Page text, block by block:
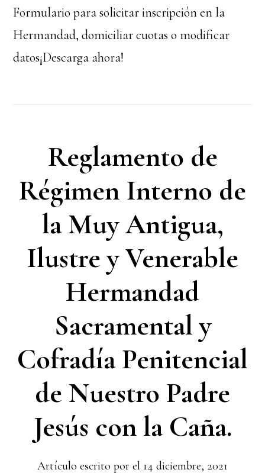
Formulario para solicitar inscripción en la
Hermandad, domiciliar cuotas o modificar
datos¡Descarga ahora!
Reglamento de
Régimen Interno de
la Muy Antigua,
Ilustre y Venerable
Hermandad
Sacramental y
Cofradía Penitencial
de Nuestro Padre
Jesús con la Caña.
Artículo escrito por el 14 diciembre, 2021